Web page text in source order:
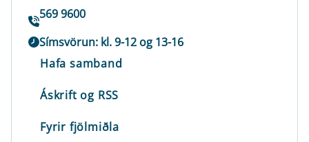
569 9600
Símsvörun: kl. 9-12 og 13-16
Hafa samband
Áskrift og RSS
Fyrir fjölmiðla